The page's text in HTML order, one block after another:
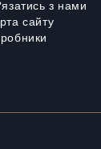
з нами
сайту